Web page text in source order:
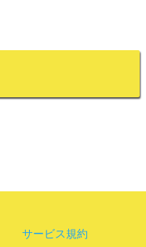
サービス規約